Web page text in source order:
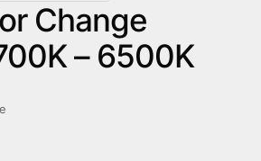
Change
– 6500K